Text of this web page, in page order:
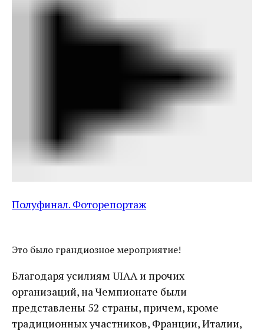
Полуфинал. Фоторепортаж
Это было грандиозное мероприятие!
Благодаря усилиям UIAA и прочих
организаций, на Чемпионате были
представлены 52 страны, причем, кроме
традиционных участников, Франции, Италии,